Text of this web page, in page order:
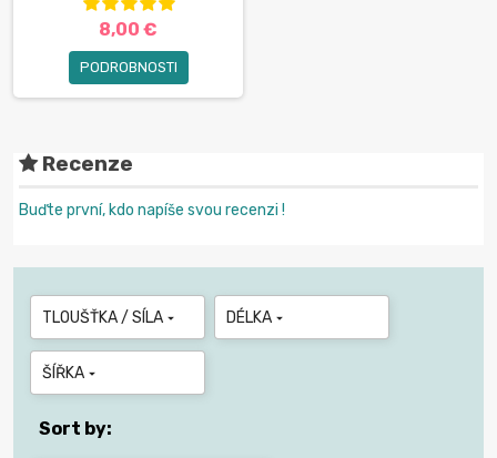
8,00 €
PODROBNOSTI
Recenze
Buďte první, kdo napíše svou recenzi !
TLOUŠŤKA / SÍLA  DÉLKA 
ŠÍŘKA 
Sort by: